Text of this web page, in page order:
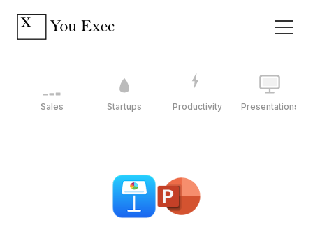
Sales Startups Productivity Presentations